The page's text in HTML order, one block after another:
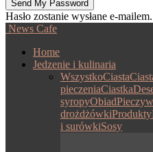
Hasło zostanie wysłane e-mailem.
News Cafe
Home
Jedzenie i kulinaria
WszystkoCiasta
pieczeniaCiastka
syropyObiad
drożdżówkiProdukty
i surówkiSosy